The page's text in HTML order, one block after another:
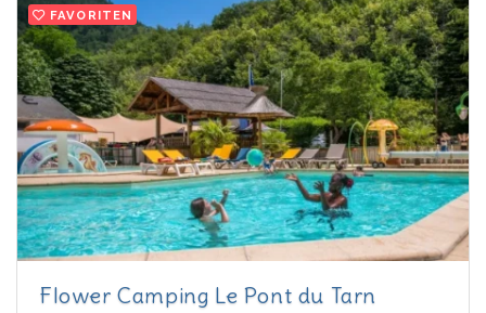
FAVORITEN
Flower Camping Le Pont du Tarn